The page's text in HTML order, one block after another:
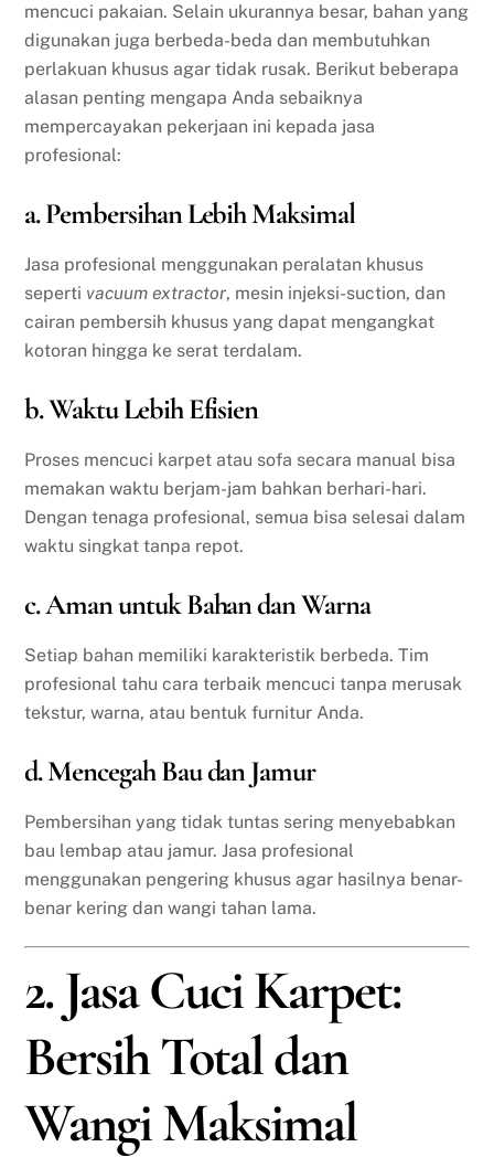
mencuci pakaian. Selain ukurannya besar, bahan yang
digunakan juga berbeda-beda dan membutuhkan
perlakuan khusus agar tidak rusak. Berikut beberapa
alasan penting mengapa Anda sebaiknya
mempercayakan pekerjaan ini kepada jasa
profesional:
a. Pembersihan Lebih Maksimal
Jasa profesional menggunakan peralatan khusus
seperti vacuum extractor, mesin injeksi-suction, dan
cairan pembersih khusus yang dapat mengangkat
kotoran hingga ke serat terdalam.
b. Waktu Lebih Efisien
Proses mencuci karpet atau sofa secara manual bisa
memakan waktu berjam-jam bahkan berhari-hari.
Dengan tenaga profesional, semua bisa selesai dalam
waktu singkat tanpa repot.
c. Aman untuk Bahan dan Warna
Setiap bahan memiliki karakteristik berbeda. Tim
profesional tahu cara terbaik mencuci tanpa merusak
tekstur, warna, atau bentuk furnitur Anda.
d. Mencegah Bau dan Jamur
Pembersihan yang tidak tuntas sering menyebabkan
bau lembap atau jamur. Jasa profesional
menggunakan pengering khusus agar hasilnya benar-
benar kering dan wangi tahan lama.
2. Jasa Cuci Karpet:
Bersih Total dan
Wangi Maksimal